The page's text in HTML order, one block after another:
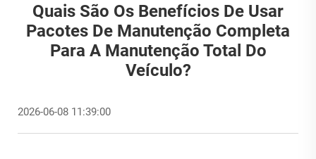
Quais São Os Benefícios De Usar
Pacotes De Manutenção Completa
Para A Manutenção Total Do
Veículo?
2026-06-08 11:39:00